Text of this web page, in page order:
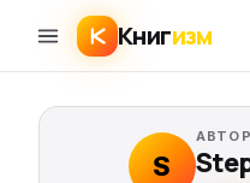
Книгизм
S
АВТОР